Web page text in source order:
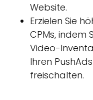
Website.
Erzielen Sie
CPMs, indem
Video-
Ihren PushAds
freischalten.